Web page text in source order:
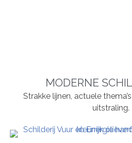
MODERNE
Strakke lijnen, actuele
uitstraling.